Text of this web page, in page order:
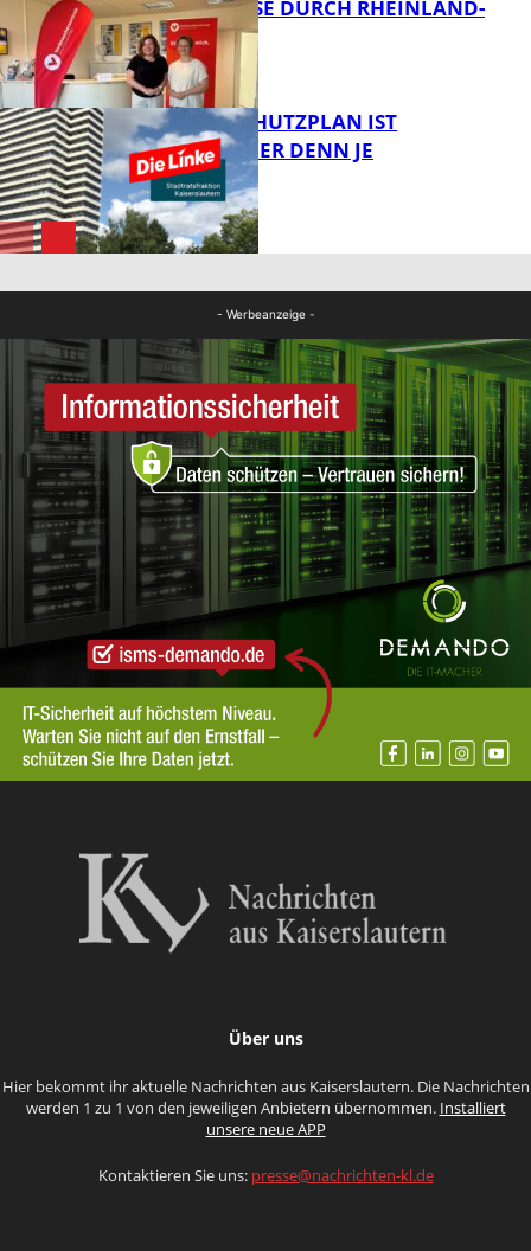
FB Gesundheit
Panorama
SOMMERREISE DURCH RHEINLAND-
PFALZ
EIN HITZESCHUTZPLAN IST
NOTWENDIGER DENN JE
- Werbeanzeige -
Über uns
Hier bekommt ihr aktuelle Nachrichten aus Kaiserslautern. Die Nachrichten
werden 1 zu 1 von den jeweiligen Anbietern übernommen. Installiert
unsere neue APP
Kontaktieren Sie uns: presse@nachrichten-kl.de